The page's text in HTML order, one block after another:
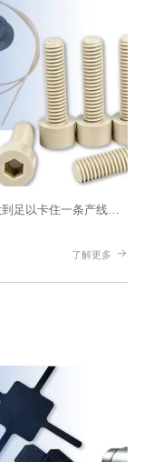
足以卡住一条产线…
了解更多